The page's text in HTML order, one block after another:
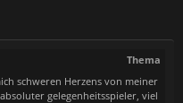
Thema
schweren Herzens von meiner
gelegenheitsspieler, viel